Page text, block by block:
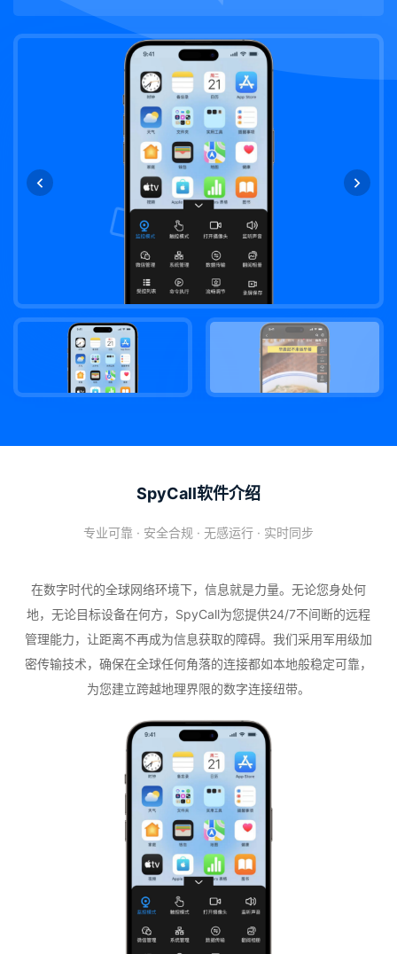
SpyCall软件介绍
专业可靠 · 安全合规 · 无感运行 · 实时同步
在数字时代的全球网络环境下，信息就是力量。无论您身处何
地，无论目标设备在何方，SpyCall为您提供24/7不间断的远程
管理能力，让距离不再成为信息获取的障碍。我们采用军用级加
密传输技术，确保在全球任何角落的连接都如本地般稳定可靠，
为您建立跨越地理界限的数字连接纽带。